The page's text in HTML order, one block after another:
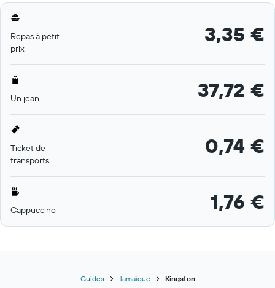
Repas à petit
prix
3,35 €
Un jean 37,72 €
Ticket de
transports
0,74 €
Cappuccino 1,76 €
Guides Jamaïque Kingston